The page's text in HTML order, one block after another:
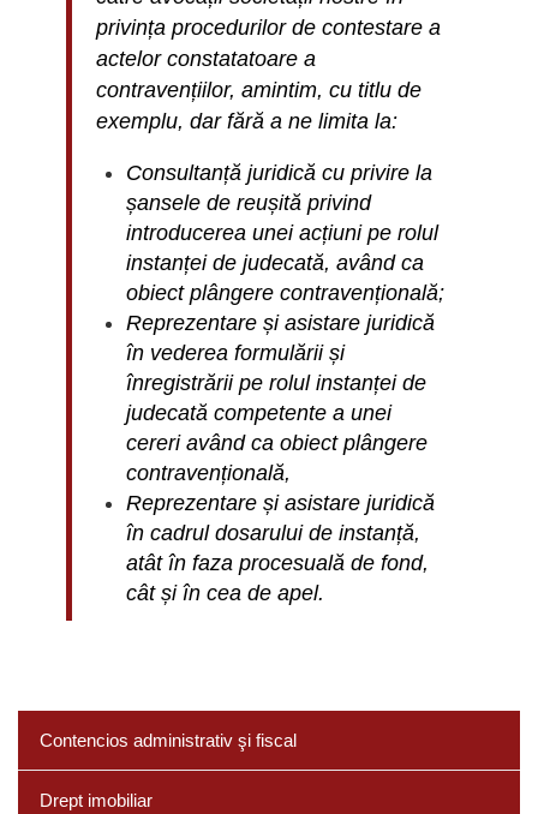
privința procedurilor de contestare a
actelor constatatoare a
contravențiilor, amintim, cu titlu de
exemplu, dar fără a ne limita la:
Consultanță juridică cu privire la
șansele de reușită privind
introducerea unei acțiuni pe rolul
instanței de judecată, având ca
obiect plângere contravențională;
Reprezentare și asistare juridică
în vederea formulării și
înregistrării pe rolul instanței de
judecată competente a unei
cereri având ca obiect plângere
contravențională,
Reprezentare și asistare juridică
în cadrul dosarului de instanță,
atât în faza procesuală de fond,
cât și în cea de apel.
Contencios administrativ şi fiscal
Drept imobiliar